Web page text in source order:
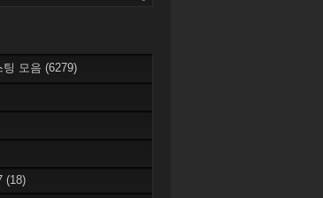
팅 모음 (6279)
(18)